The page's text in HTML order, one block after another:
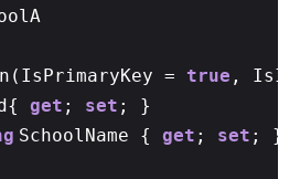
= true ,
get ; set ; }
SchoolName { get ; set ; }